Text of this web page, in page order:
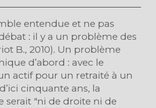
entendue et ne pas
: il y a un problème des
B., 2010). Un problème
d’abord : avec le
actif pour un retraité à un
cinquante ans, la
serait "ni de droite ni de